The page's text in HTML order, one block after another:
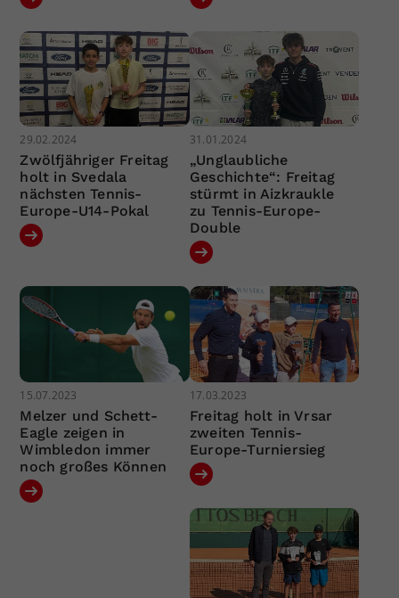
29.02.2024
Zwölfjähriger Freitag
holt in Svedala
nächsten Tennis-
Europe-U14-Pokal
31.01.2024
„Unglaubliche
Geschichte“: Freitag
stürmt in Aizkraukle
zu Tennis-Europe-
Double
15.07.2023
Melzer und Schett-
Eagle zeigen in
Wimbledon immer
noch großes Können
17.03.2023
Freitag holt in Vrsar
zweiten Tennis-
Europe-Turniersieg